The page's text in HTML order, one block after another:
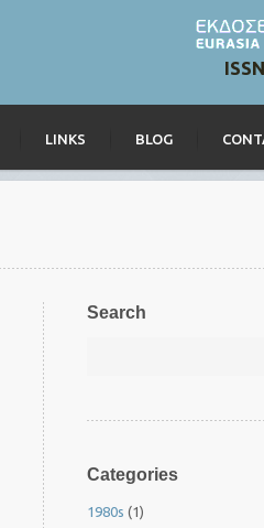
LINKS BLOG
Search
Categories
1980s (1)